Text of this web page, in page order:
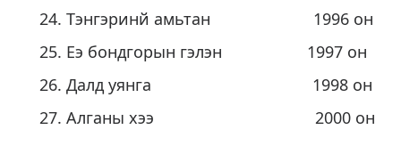
Тэнгэринй амьтан 1996 он
Еэ бондгорын гэлэн 1997 он
Далд уянга 1998 он
Алганы хээ 2000 он